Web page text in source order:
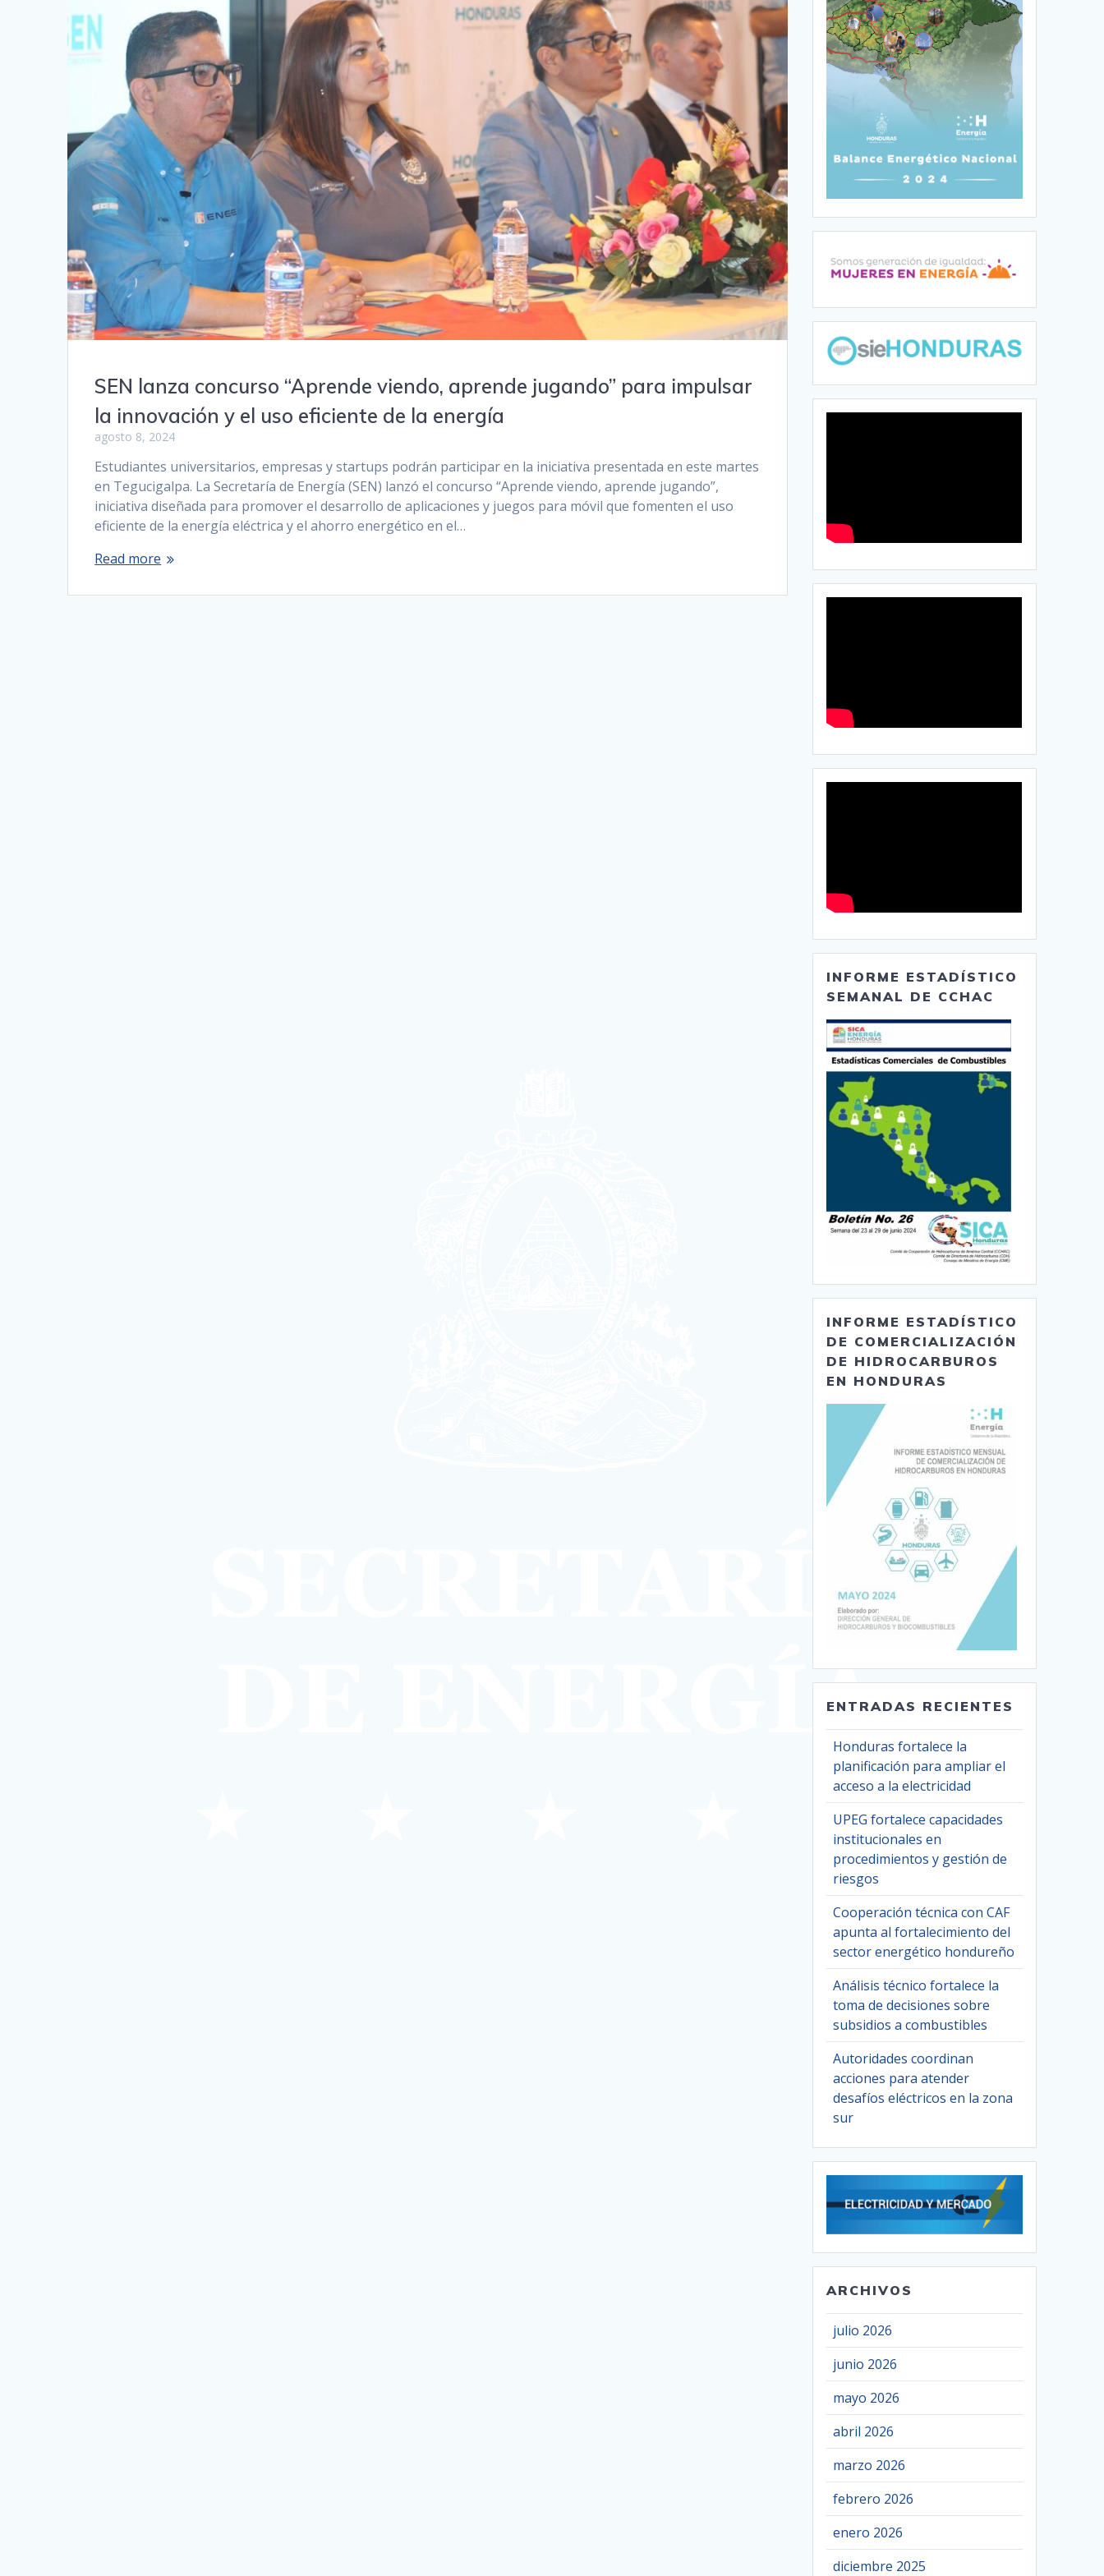
SEN lanza concurso “Aprende viendo, aprende jugando” para impulsar
la innovación y el uso eficiente de la energía
agosto 8, 2024
Estudiantes universitarios, empresas y startups podrán participar en la iniciativa presentada en este martes
en Tegucigalpa. La Secretaría de Energía (SEN) lanzó el concurso “Aprende viendo, aprende jugando”,
iniciativa diseñada para promover el desarrollo de aplicaciones y juegos para móvil que fomenten el uso
eficiente de la energía eléctrica y el ahorro energético en el…
Read more
INFORME ESTADÍSTICO
SEMANAL DE CCHAC
INFORME ESTADÍSTICO
DE COMERCIALIZACIÓN
DE HIDROCARBUROS
EN HONDURAS
ENTRADAS RECIENTES
Honduras fortalece la
planificación para ampliar el
acceso a la electricidad
UPEG fortalece capacidades
institucionales en
procedimientos y gestión de
riesgos
Cooperación técnica con CAF
apunta al fortalecimiento del
sector energético hondureño
Análisis técnico fortalece la
toma de decisiones sobre
subsidios a combustibles
Autoridades coordinan
acciones para atender
desafíos eléctricos en la zona
sur
ARCHIVOS
julio 2026
junio 2026
mayo 2026
abril 2026
marzo 2026
febrero 2026
enero 2026
diciembre 2025